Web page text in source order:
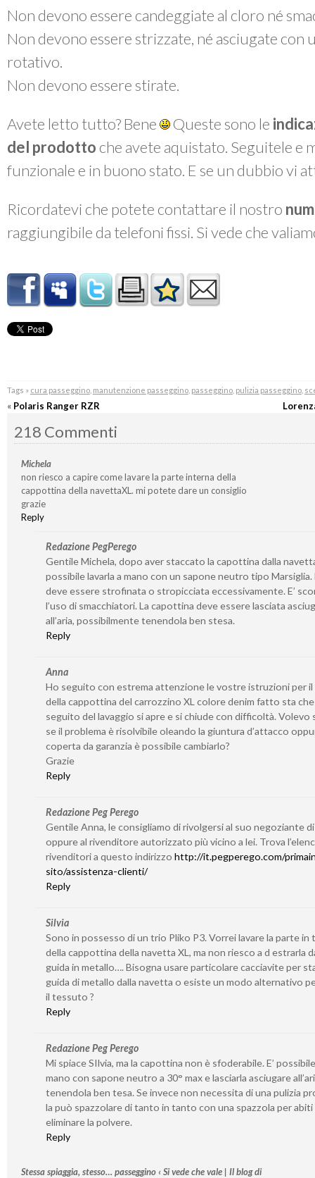
Non devono essere candeggiate al cloro né
Non devono essere strizzate, né asciugate con
rotativo.
Non devono essere stirate.
Avete letto tutto? Bene Queste sono le
del prodotto che avete aquistato. Seguitele
funzionale e in buono stato. E se un dubbio vi
Ricordatevi che potete contattare il nostro
raggiungibile da telefoni fissi. Si vede che
Tags » cura passeggino, manutenzione passeggino, passeggino, pulizia passeggino,
« Polaris Ranger RZR
218 Commenti
Michela
non riesco a capire come lavare la parte interna della
cappottina della navettaXL. mi potete dare un consiglio
grazie
Reply
Redazione PegPerego
Gentile Michela, dopo aver staccato la capottina dalla
possibile lavarla a mano con un sapone neutro tipo Marsiglia.
deve essere strofinata o stropicciata eccessivamente. E’
l’uso di smacchiatori. La capottina deve essere lasciata
all’aria, possibilmente tenendola ben stesa.
Reply
Anna
Ho seguito con estrema attenzione le vostre istruzioni per il
della cappottina del carrozzino XL colore denim fatto sta che
seguito del lavaggio si apre e si chiude con difficoltà. Volevo
se il problema è risolvibile oleando la giuntura d’attacco
coperta da garanzia è possibile cambiarlo?
Grazie
Reply
Redazione Peg Perego
Gentile Anna, le consigliamo di rivolgersi al suo negoziante
oppure al rivenditore autorizzato più vicino a lei. Trova
rivenditori a questo indirizzo http://it.pegperego.com/
sito/assistenza-clienti/
Reply
Silvia
Sono in possesso di un trio Pliko P3. Vorrei lavare la parte in
della cappottina della navetta XL, ma non riesco a d estrarla
guida in metallo…. Bisogna usare particolare cacciavite per
guida di metallo dalla navetta o esiste un modo alternativo
il tessuto ?
Reply
Redazione Peg Perego
Mi spiace SIlvia, ma la capottina non è sfoderabile. E’
mano con sapone neutro a 30° max e lasciarla asciugare
tenendola ben tesa. Se invece non necessita di una pulizia
la può spazzolare di tanto in tanto con una spazzola per abiti
eliminare la polvere.
Reply
Stessa spiaggia, stesso… passeggino ‹ Si vede che vale | Il blog di